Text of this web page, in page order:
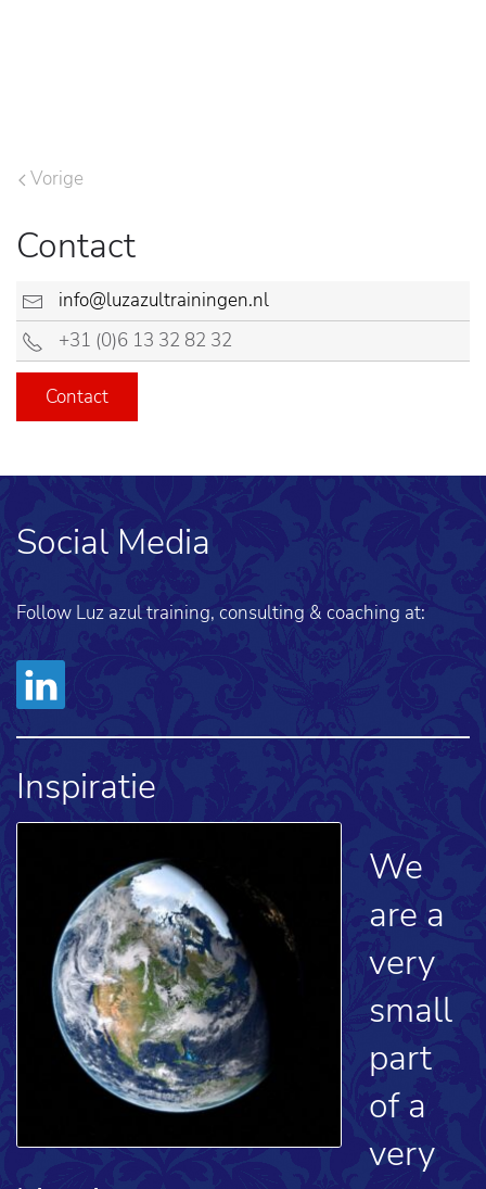
Vorige
Contact
info@luzazultrainingen.nl
+31 (0)6 13 32 82 32
Contact
Social Media
Follow Luz azul training, consulting & coaching at:
Inspiratie
We
are a
very
small
part
of a
very